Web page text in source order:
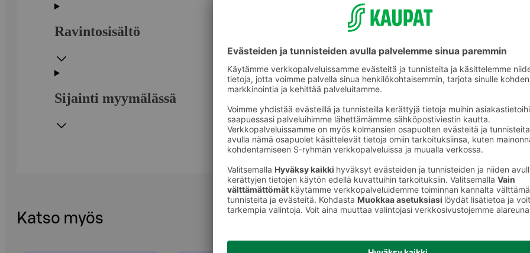
Ravintosisältö
Sijainti myymälässä
Katso myös